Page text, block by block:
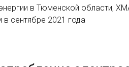
в Тюменской области,
в сентябре 2021 года